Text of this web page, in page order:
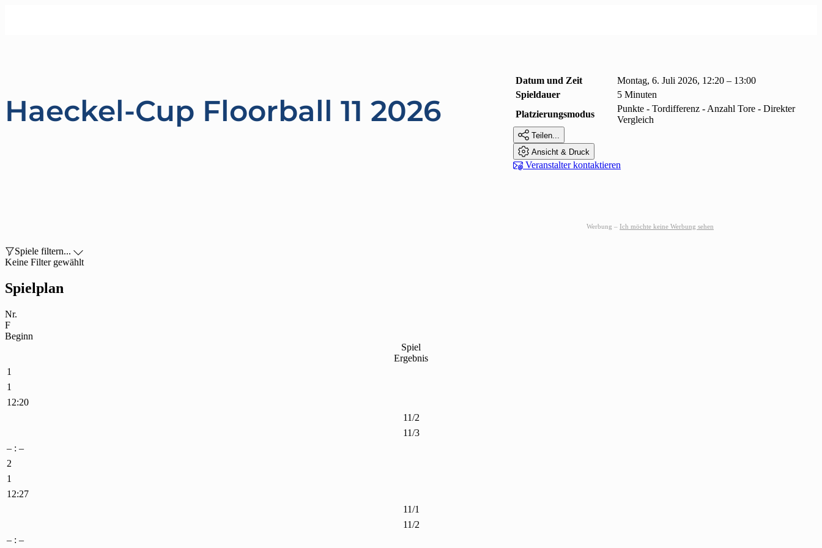
Haeckel-Cup Floorball 11 2026
Datum und Zeit
Montag, 6. Juli 2026, 12:20 – 13:00
Spieldauer
5 Minuten
Platzierungsmodus
Punkte - Tordifferenz - Anzahl Tore - Direkter
Vergleich
 Teilen...
 Ansicht & Druck
 Veranstalter kontaktieren
Werbung – Ich möchte keine Werbung sehen
Spiele filtern... 
Keine Filter gewählt
Spielplan
Nr.
F
Beginn
Spiel
Ergebnis
1
1
12:20
11/2
11/3
– : –
2
1
12:27
11/1
11/2
– : –